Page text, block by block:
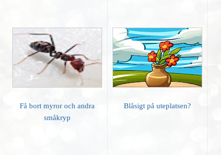
Få bort myror och andra
småkryp
Blåsigt på uteplatsen?